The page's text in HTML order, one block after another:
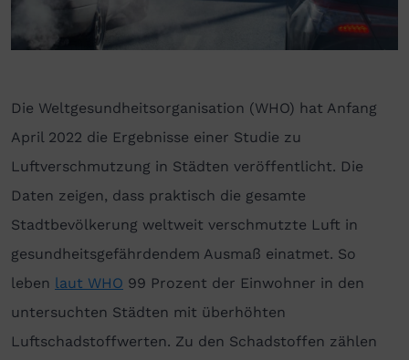
Die Weltgesundheitsorganisation (WHO) hat Anfang
April 2022 die Ergebnisse einer Studie zu
Luftverschmutzung in Städten veröffentlicht. Die
Daten zeigen, dass praktisch die gesamte
Stadtbevölkerung weltweit verschmutzte Luft in
gesundheitsgefähr­den­dem Ausmaß einatmet. So
leben laut WHO 99 Prozent der Einwohner in den
untersuchten Städten mit überhöhten
Luftschadstoffwerten. Zu den Schadstoffen zählen